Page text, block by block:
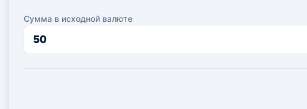
Сумма в исходной валюте
Сумма